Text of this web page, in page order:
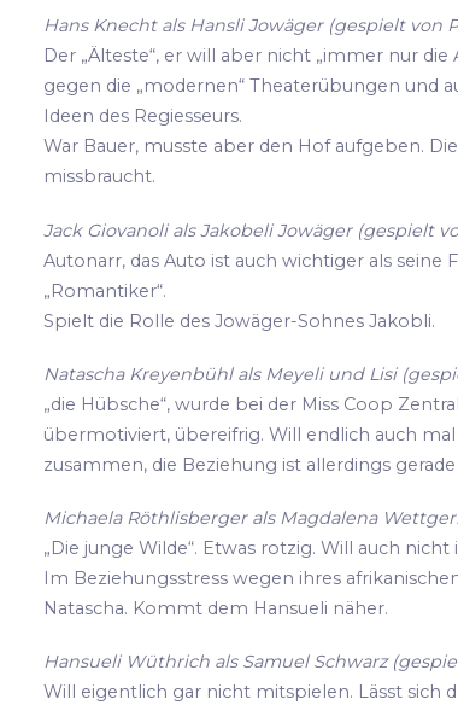
Hans Knecht als Hansli Jowäger (gespielt von
Der „Älteste“, er will aber nicht „immer nur die
gegen die „modernen“ Theaterübungen und
Ideen des Regiesseurs.
War Bauer, musste aber den Hof aufgeben.
missbraucht.
Jack Giovanoli als Jakobeli Jowäger (gespielt
Autonarr, das Auto ist auch wichtiger als seine
„Romantiker“.
Spielt die Rolle des Jowäger-Sohnes Jakobli.
Natascha Kreyenbühl als Meyeli und Lisi
„die Hübsche“, wurde bei der Miss Coop
übermotiviert, übereifrig. Will endlich auch
zusammen, die Beziehung ist allerdings
Michaela Röthlisberger als Magdalena
„Die junge Wilde“. Etwas rotzig. Will auch
Im Beziehungsstress wegen ihres
Natascha. Kommt dem Hansueli näher.
Hansueli Wüthrich als Samuel Schwarz
Will eigentlich gar nicht mitspielen. Lässt sich